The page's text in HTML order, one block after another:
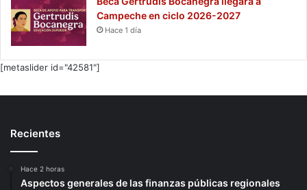
Campeche en ciclo 2026-2027
Hace 1 día
[metaslider id="42581"]
Recientes
Hace 2 horas
Aspectos generales de las finanzas públicas regionales